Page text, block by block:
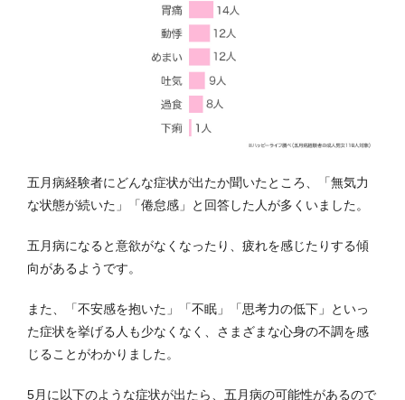
五月病経験者にどんな症状が出たか聞いたところ、「無気力
な状態が続いた」「倦怠感」と回答した人が多くいました。
五月病になると意欲がなくなったり、疲れを感じたりする傾
向があるようです。
また、「不安感を抱いた」「不眠」「思考力の低下」といっ
た症状を挙げる人も少なくなく、さまざまな心身の不調を感
じることがわかりました。
5月に以下のような症状が出たら、五月病の可能性があるので